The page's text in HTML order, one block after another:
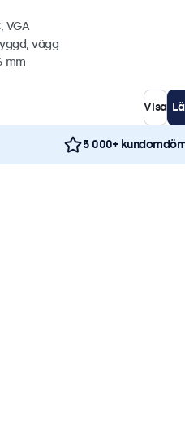
VGA
vägg
mm
Visa
5 000+